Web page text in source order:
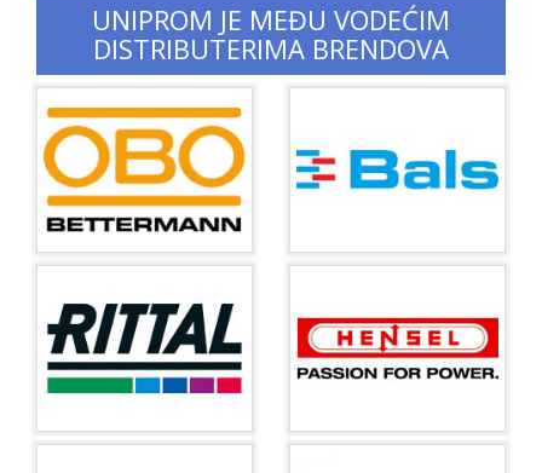
UNIPROM JE MEĐU VODEĆIM
DISTRIBUTERIMA BRENDOVA